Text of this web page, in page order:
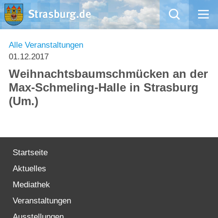
Mängelmeldung
Rathaus
Willkommen in Strasburg (Uckermark)
Alle Veranstaltungen
01.12.2017
Weihnachtsbaumschmücken an der
Max-Schmeling-Halle in Strasburg
(Um.)
Startseite
Aktuelles
Mediathek
Veranstaltungen